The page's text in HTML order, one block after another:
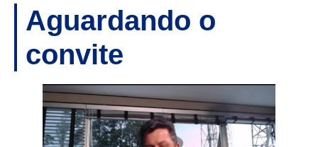
Aguardando o
convite